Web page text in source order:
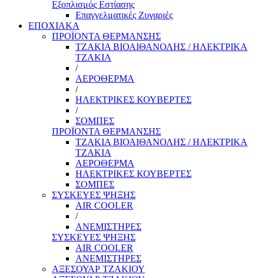
Εξοπλισμός Εστίασης
Επαγγελματικές Ζυγαριές
ΕΠΟΧΙΑΚΑ
ΠΡΟΪΟΝΤΑ ΘΕΡΜΑΝΣΗΣ
ΤΖΑΚΙΑ ΒΙΟΑΙΘΑΝΟΛΗΣ / ΗΛΕΚΤΡΙΚΑ
ΤΖΑΚΙΑ
/
ΑΕΡΟΘΕΡΜΑ
/
ΗΛΕΚΤΡΙΚΕΣ ΚΟΥΒΕΡΤΕΣ
/
ΣΟΜΠΕΣ
ΠΡΟΪΟΝΤΑ ΘΕΡΜΑΝΣΗΣ
ΤΖΑΚΙΑ ΒΙΟΑΙΘΑΝΟΛΗΣ / ΗΛΕΚΤΡΙΚΑ
ΤΖΑΚΙΑ
ΑΕΡΟΘΕΡΜΑ
ΗΛΕΚΤΡΙΚΕΣ ΚΟΥΒΕΡΤΕΣ
ΣΟΜΠΕΣ
ΣΥΣΚΕΥΕΣ ΨΗΞΗΣ
AIR COOLER
/
ΑΝΕΜΙΣΤΗΡΕΣ
ΣΥΣΚΕΥΕΣ ΨΗΞΗΣ
AIR COOLER
ΑΝΕΜΙΣΤΗΡΕΣ
ΑΞΕΣΟΥΑΡ ΤΖΑΚΙΟΥ